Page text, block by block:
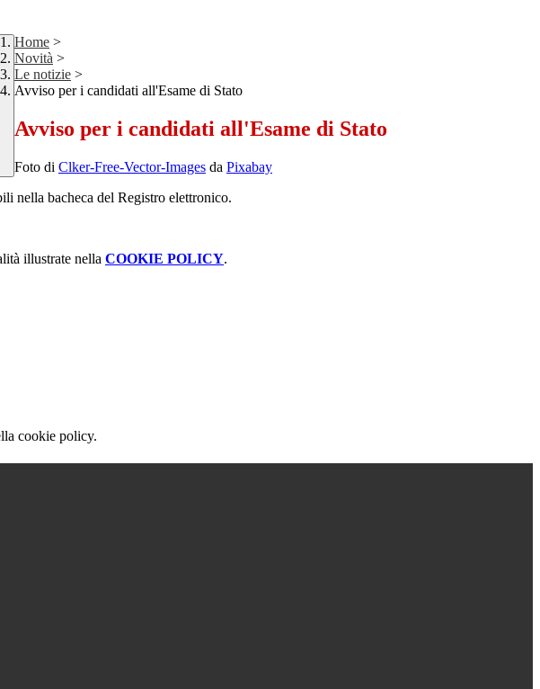
Home >
Novità >
Le notizie >
Avviso per i candidati all'Esame di Stato
Avviso per i candidati all'Esame di Stato
Foto di Clker-Free-Vector-Images da Pixabay
nella bacheca del Registro elettronico.
illustrate nella COOKIE POLICY.
cookie policy.